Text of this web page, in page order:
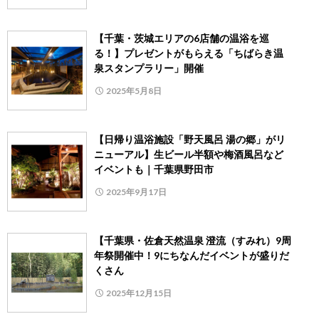
【千葉・茨城エリアの6店舗の温浴を巡
る！】プレゼントがもらえる「ちばらき温
泉スタンプラリー」開催
2025年5月8日
【日帰り温浴施設「野天風呂 湯の郷」がリ
ニューアル】生ビール半額や梅酒風呂など
イベントも｜千葉県野田市
2025年9月17日
【千葉県・佐倉天然温泉 澄流（すみれ）9周
年祭開催中！9にちなんだイベントが盛りだ
くさん
2025年12月15日